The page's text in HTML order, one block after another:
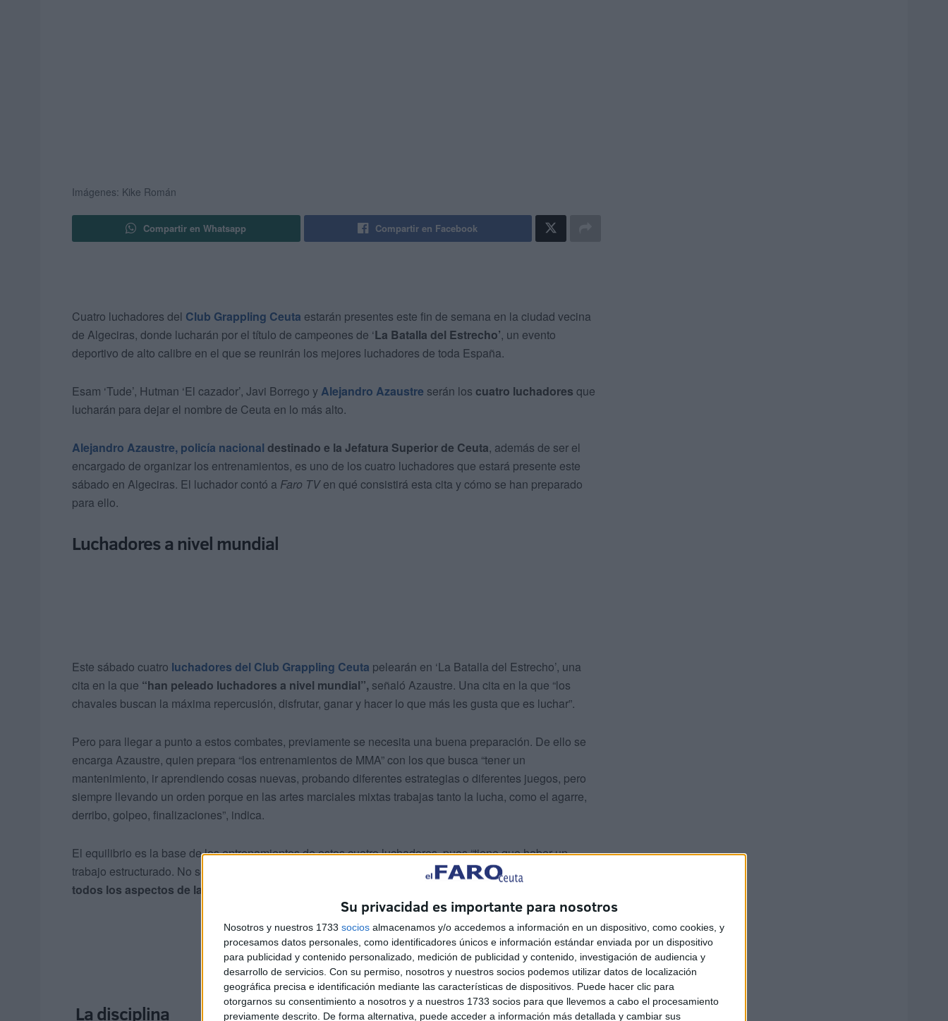
Su privacidad es importante para nosotros
Nosotros y nuestros 1733 socios almacenamos y/o accedemos a información en un dispositivo, como cookies, y
procesamos datos personales, como identificadores únicos e información estándar enviada por un dispositivo
para publicidad y contenido personalizado, medición de publicidad y contenido, investigación de audiencia y
desarrollo de servicios. Con su permiso, nosotros y nuestros socios podemos utilizar datos de localización
geográfica precisa e identificación mediante las características de dispositivos. Puede hacer clic para
otorgarnos su consentimiento a nosotros y a nuestros 1733 socios para que llevemos a cabo el procesamiento
previamente descrito. De forma alternativa, puede acceder a información más detallada y cambiar sus
Imágenes: Kike Román
Compartir en Whatsapp Compartir en Facebook
Cuatro luchadores del Club Grappling Ceuta estarán presentes este fin de semana en la ciudad vecina
de Algeciras, donde lucharán por el título de campeones de ‘La Batalla del Estrecho’, un evento
deportivo de alto calibre en el que se reunirán los mejores luchadores de toda España.
Esam ‘Tude’, Hutman ‘El cazador’, Javi Borrego yAlejandro Azaustre serán los cuatro luchadores que
lucharán para dejar el nombre de Ceuta en lo más alto.
Alejandro Azaustre, policía nacional destinado e la Jefatura Superior de Ceuta, además de ser el
encargado de organizar los entrenamientos, es uno de los cuatro luchadores que estará presente este
sábado en Algeciras. El luchador contó a Faro TVen qué consistirá esta cita y cómo se han preparado
para ello.
Luchadores a nivel mundial
Este sábado cuatro luchadores del Club Grappling Ceuta pelearán en ‘La Batalla del Estrecho’, una
cita en la que “han peleado luchadores a nivel mundial”, señaló Azaustre. Una cita en la que “los
chavales buscan la máxima repercusión, disfrutar, ganar y hacer lo que más les gusta que es luchar”.
Pero para llegar a punto a estos combates, previamente se necesita una buena preparación. De ello se
encarga Azaustre, quien prepara “los entrenamientos de MMA” con los que busca “tener un
mantenimiento, ir aprendiendo cosas nuevas, probando diferentes estrategias o diferentes juegos, pero
siempre llevando un orden porque en las artes marciales mixtas trabajas tanto la lucha, como el agarre,
derribo, golpeo, finalizaciones”, indica.
El equilibrio es la base de los entrenamientos de estos cuatro luchadores, pues “tiene que haber un
trabajo estructurado. No se puede ir a lo loco.
Nos gusta mantener un sistema que consiga equilibrar
todos los aspectos de la lucha”.
La disciplina